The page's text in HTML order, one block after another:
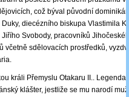
což býval původní
diecézního biskupa Vlastimila
Svobody, pracovníků
včetně sdělovacích prostředků,
králi Přemyslu Otakaru II.. Legenda
klášter, jestliže se mu narodí